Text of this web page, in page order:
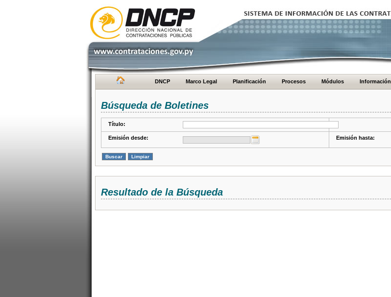
DNCP Marco Legal Planificación Procesos Módulos Información
Búsqueda de Boletines
Título:
Emisión desde: Emisión hasta:
Resultado de la Búsqueda